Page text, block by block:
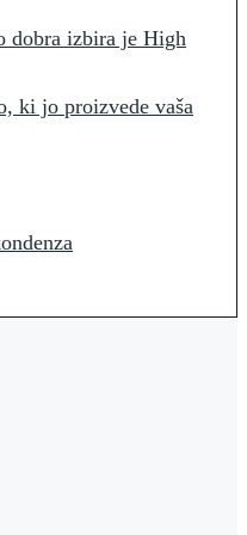
dobra izbira je High
ki jo proizvede vaša